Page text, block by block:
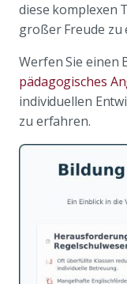
diese komplexen
großer Freude zu
Werfen Sie einen
pädagogisches
individuellen
zu erfahren.